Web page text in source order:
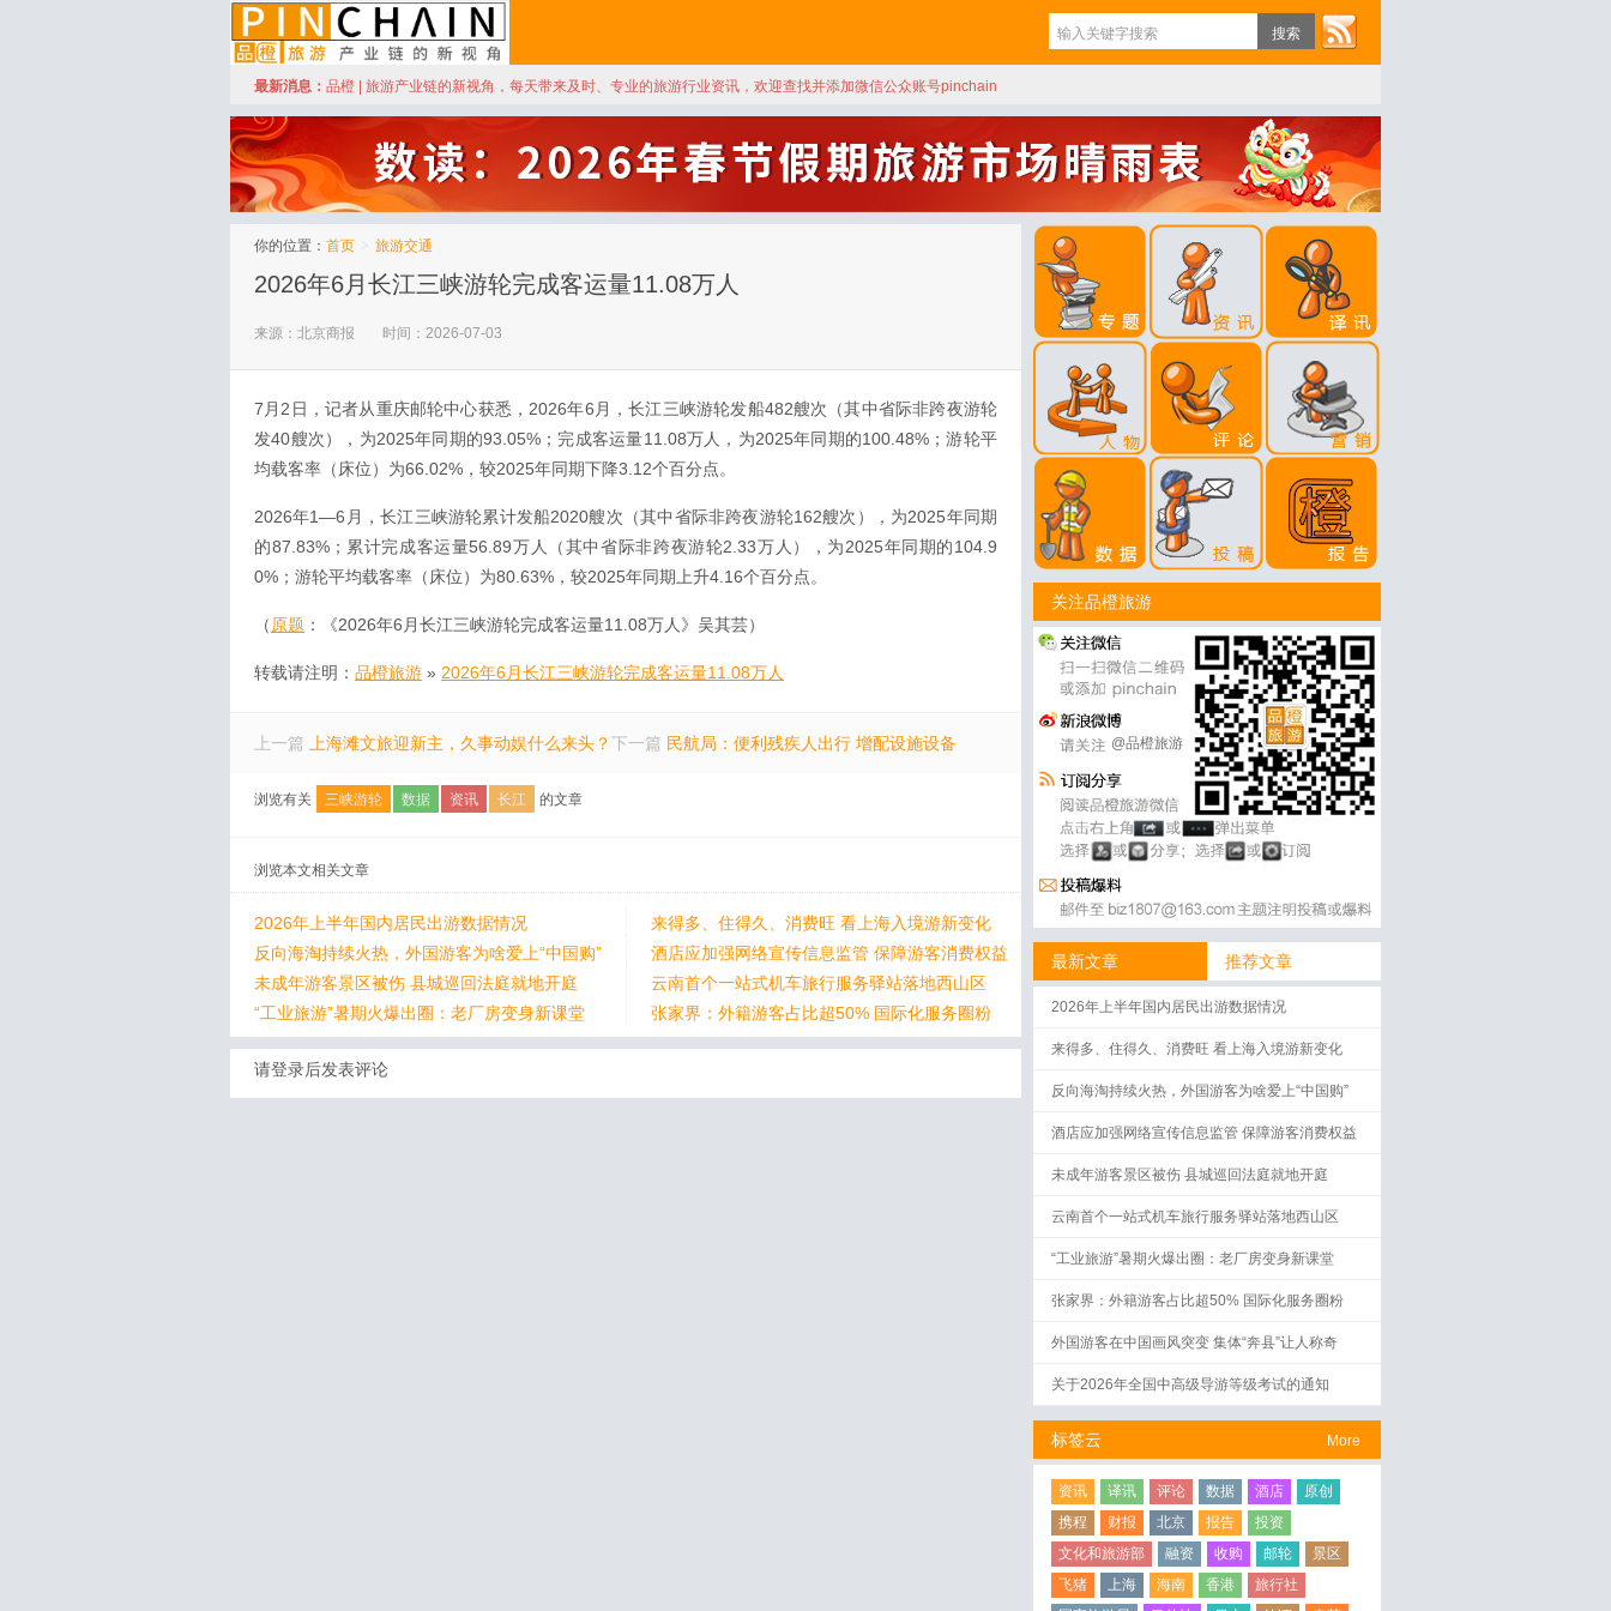
品橙旅游
最新消息： 品橙 | 旅游产业链的新视角，每天带来及时、专业的旅游行业资讯，欢迎查找并添加微信公众账号pinchain
你的位置： 首页 > 旅游交通
2026年6月长江三峡游轮完成客运量11.08万人
来源：北京商报 时间：2026-07-03
7月2日，记者从重庆邮轮中心获悉，2026年6月，长江三峡游轮发船482艘次（其中省际非跨夜游轮
发40艘次），为2025年同期的93.05%；完成客运量11.08万人，为2025年同期的100.48%；游轮平
均载客率（床位）为66.02%，较2025年同期下降3.12个百分点。
2026年1—6月，长江三峡游轮累计发船2020艘次（其中省际非跨夜游轮162艘次），为2025年同期
的87.83%；累计完成客运量56.89万人（其中省际非跨夜游轮2.33万人），为2025年同期的104.9
0%；游轮平均载客率（床位）为80.63%，较2025年同期上升4.16个百分点。
（ 原题 ：《2026年6月长江三峡游轮完成客运量11.08万人》吴其芸）
转载请注明： 品橙旅游 » 2026年6月长江三峡游轮完成客运量11.08万人
上一篇 上海滩文旅迎新主，久事动娱什么来头？下一篇 民航局：便利残疾人出行 增配设施设备
浏览有关 三峡游轮 数据 资讯 长江 的文章
浏览本文相关文章
2026年上半年国内居民出游数据情况
来得多、住得久、消费旺 看上海入境游新变化
反向海淘持续火热，外国游客为啥爱上“中国购”
酒店应加强网络宣传信息监管 保障游客消费权益
未成年游客景区被伤 县城巡回法庭就地开庭
云南首个一站式机车旅行服务驿站落地西山区
“工业旅游”暑期火爆出圈：老厂房变身新课堂
张家界：外籍游客占比超50% 国际化服务圈粉
请登录后发表评论
关注品橙旅游
@品橙旅游
最新文章 推荐文章
2026年上半年国内居民出游数据情况
来得多、住得久、消费旺 看上海入境游新变化
反向海淘持续火热，外国游客为啥爱上“中国购”
酒店应加强网络宣传信息监管 保障游客消费权益
未成年游客景区被伤 县城巡回法庭就地开庭
云南首个一站式机车旅行服务驿站落地西山区
“工业旅游”暑期火爆出圈：老厂房变身新课堂
张家界：外籍游客占比超50% 国际化服务圈粉
外国游客在中国画风突变 集体“奔县”让人称奇
关于2026年全国中高级导游等级考试的通知
More
标签云
资讯 译讯 评论 数据 酒店
原创
携程
财报 北京 报告
投资
文化和旅游部
融资 收购 邮轮
景区
飞猪
上海 海南 香港
旅行社